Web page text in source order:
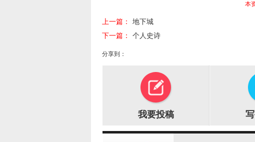
本
上一篇：
地下城
下一篇：
个人史诗
分享到：
我要投稿